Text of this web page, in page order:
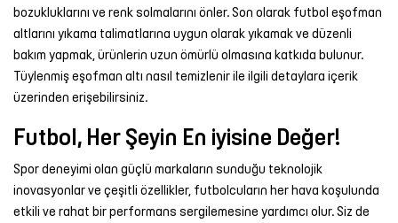
bozukluklarını ve renk solmalarını önler. Son olarak futbol eşofman
altlarını yıkama talimatlarına uygun olarak yıkamak ve düzenli
bakım yapmak, ürünlerin uzun ömürlü olmasına katkıda bulunur.
Tüylenmiş eşofman altı nasıl temizlenirile ilgili detaylara içerik
üzerinden erişebilirsiniz.
Futbol, Her Şeyin En iyisine Değer!
Spor deneyimi olan güçlü markaların sunduğu teknolojik
inovasyonlar ve çeşitli özellikler, futbolcuların her hava koşulunda
etkili ve rahat bir performans sergilemesine yardımcı olur. Siz de